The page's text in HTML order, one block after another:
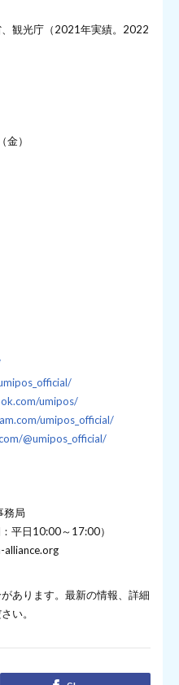
観光庁（2021年実績。2022
）
umipos/
umipos_official/
@umipos_official/
務局
平日10:00～17:00）
alliance.org
あります。最新の情報、詳細
い。